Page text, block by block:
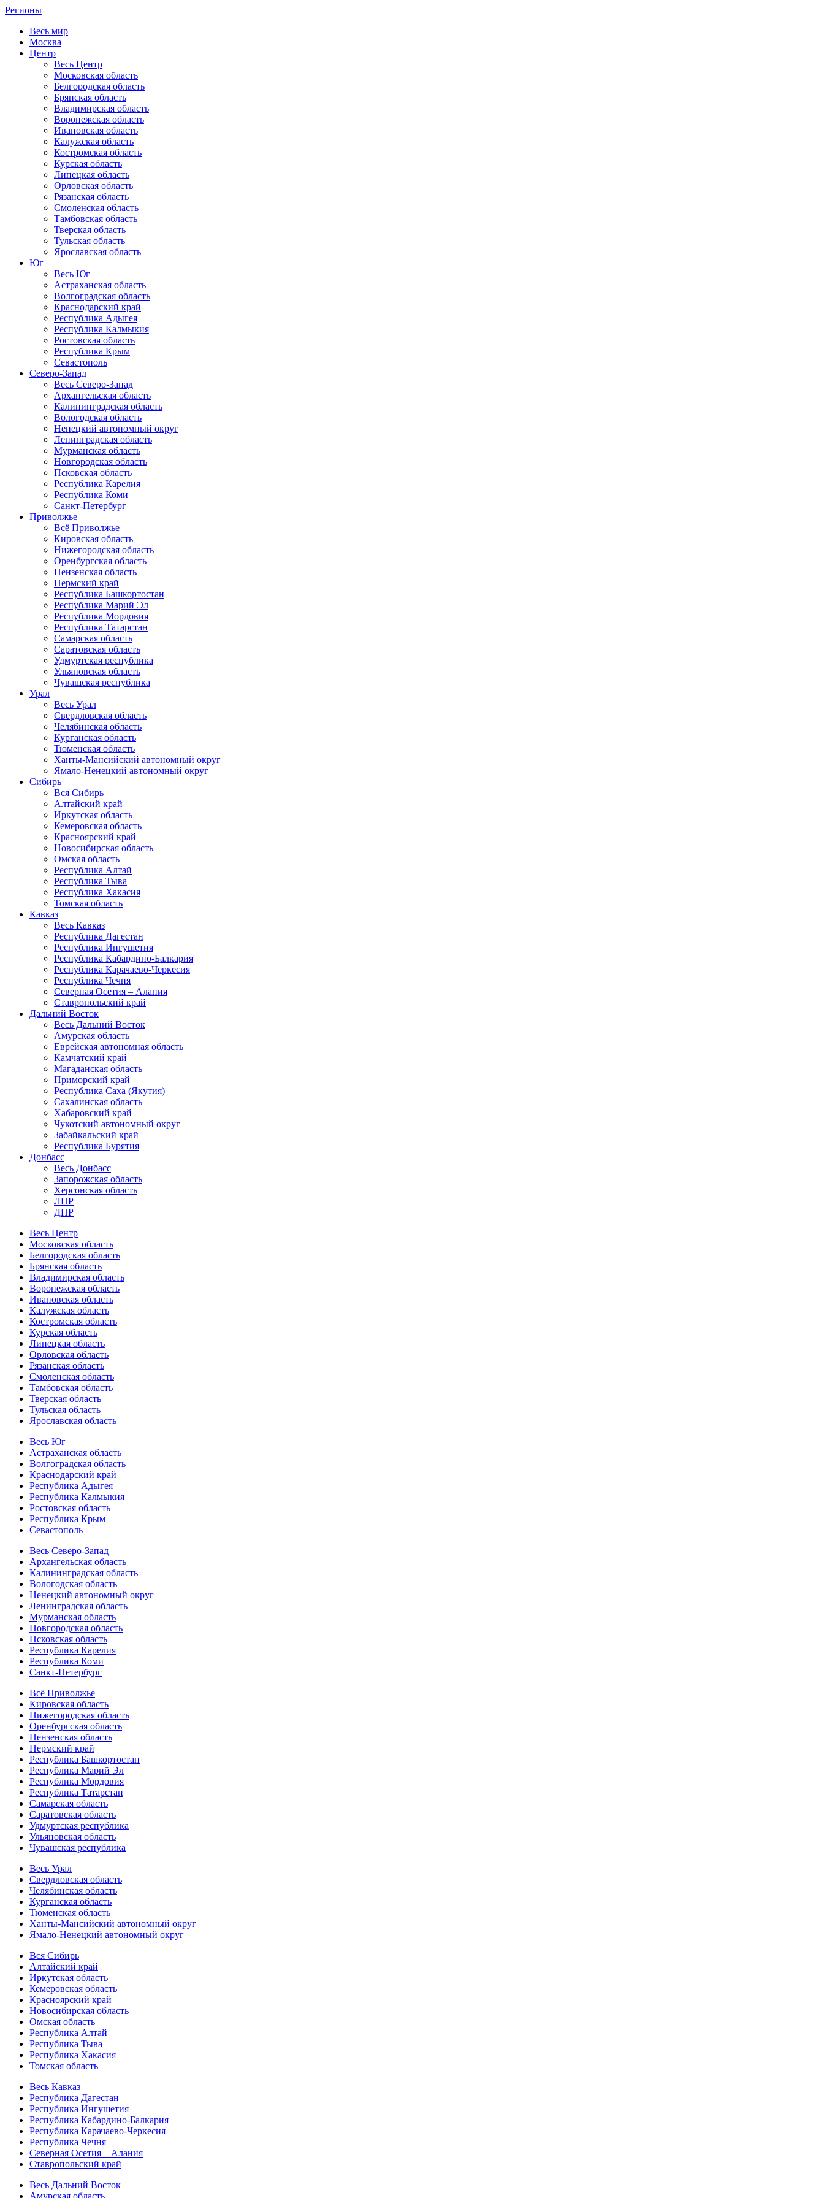
Регионы
Весь мир
Москва
Центр
Весь Центр
Московская область
Белгородская область
Брянская область
Владимирская область
Воронежская область
Ивановская область
Калужская область
Костромская область
Курская область
Липецкая область
Орловская область
Рязанская область
Смоленская область
Тамбовская область
Тверская область
Тульская область
Ярославская область
Юг
Весь Юг
Астраханская область
Волгоградская область
Краснодарский край
Республика Адыгея
Республика Калмыкия
Ростовская область
Республика Крым
Севастополь
Северо-Запад
Весь Северо-Запад
Архангельская область
Калининградская область
Вологодская область
Ненецкий автономный округ
Ленинградская область
Мурманская область
Новгородская область
Псковская область
Республика Карелия
Республика Коми
Санкт-Петербург
Приволжье
Всё Приволжье
Кировская область
Нижегородская область
Оренбургская область
Пензенская область
Пермский край
Республика Башкортостан
Республика Марий Эл
Республика Мордовия
Республика Татарстан
Самарская область
Саратовская область
Удмуртская республика
Ульяновская область
Чувашская республика
Урал
Весь Урал
Свердловская область
Челябинская область
Курганская область
Тюменская область
Ханты-Мансийский автономный округ
Ямало-Ненецкий автономный округ
Сибирь
Вся Сибирь
Алтайский край
Иркутская область
Кемеровская область
Красноярский край
Новосибирская область
Омская область
Республика Алтай
Республика Тыва
Республика Хакасия
Томская область
Кавказ
Весь Кавказ
Республика Дагестан
Республика Ингушетия
Республика Кабардино-Балкария
Республика Карачаево-Черкесия
Республика Чечня
Северная Осетия – Алания
Ставропольский край
Дальний Восток
Весь Дальний Восток
Амурская область
Еврейская автономная область
Камчатский край
Магаданская область
Приморский край
Республика Саха (Якутия)
Сахалинская область
Хабаровский край
Чукотский автономный округ
Забайкальский край
Республика Бурятия
Донбасс
Весь Донбасс
Запорожская область
Херсонская область
ЛНР
ДНР
Весь Центр
Московская область
Белгородская область
Брянская область
Владимирская область
Воронежская область
Ивановская область
Калужская область
Костромская область
Курская область
Липецкая область
Орловская область
Рязанская область
Смоленская область
Тамбовская область
Тверская область
Тульская область
Ярославская область
Весь Юг
Астраханская область
Волгоградская область
Краснодарский край
Республика Адыгея
Республика Калмыкия
Ростовская область
Республика Крым
Севастополь
Весь Северо-Запад
Архангельская область
Калининградская область
Вологодская область
Ненецкий автономный округ
Ленинградская область
Мурманская область
Новгородская область
Псковская область
Республика Карелия
Республика Коми
Санкт-Петербург
Всё Приволжье
Кировская область
Нижегородская область
Оренбургская область
Пензенская область
Пермский край
Республика Башкортостан
Республика Марий Эл
Республика Мордовия
Республика Татарстан
Самарская область
Саратовская область
Удмуртская республика
Ульяновская область
Чувашская республика
Весь Урал
Свердловская область
Челябинская область
Курганская область
Тюменская область
Ханты-Мансийский автономный округ
Ямало-Ненецкий автономный округ
Вся Сибирь
Алтайский край
Иркутская область
Кемеровская область
Красноярский край
Новосибирская область
Омская область
Республика Алтай
Республика Тыва
Республика Хакасия
Томская область
Весь Кавказ
Республика Дагестан
Республика Ингушетия
Республика Кабардино-Балкария
Республика Карачаево-Черкесия
Республика Чечня
Северная Осетия – Алания
Ставропольский край
Весь Дальний Восток
Амурская область